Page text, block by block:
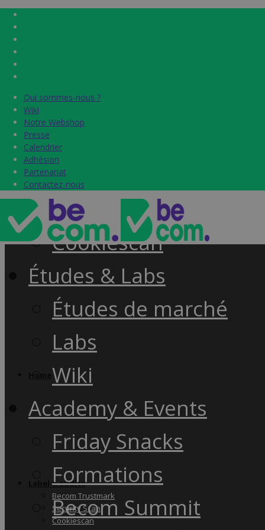
Qui sommes-nous ?
Wiki
Notre Webshop
Presse
Calendrier
Adhésion
Partenariat
Contactez-nous
Label & audits
Becom Trustmark
Security Scan
Cookiescan
Qui sommes-nous ?
Wiki
Notre Webshop
Presse
Calendrier
Adhésion
Partenariat
Contactez-nous
Home
Label & audits
Becom Trustmark
Security Scan
Cookiescan
Études & Labs
Études de marché
Labs
Wiki
Academy & Events
Friday Snacks
Formations
Becom Summit